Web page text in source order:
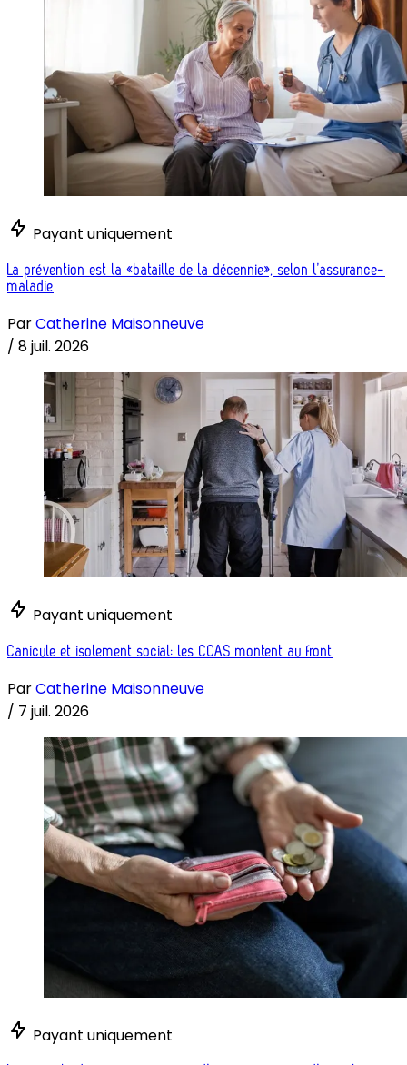
Payant uniquement
La prévention est la «bataille de la décennie», selon l’assurance-
maladie
ParCatherine Maisonneuve
/ 8 juil. 2026
Payant uniquement
Canicule et isolement social: les CCAS montent au front
ParCatherine Maisonneuve
/ 7 juil. 2026
Payant uniquement